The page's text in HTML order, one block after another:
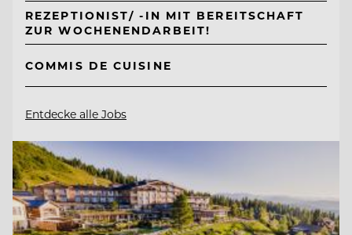
REZEPTIONIST/ -IN MIT BEREITSCHAFT
ZUR WOCHENENDARBEIT!
COMMIS DE CUISINE
Entdecke alle Jobs